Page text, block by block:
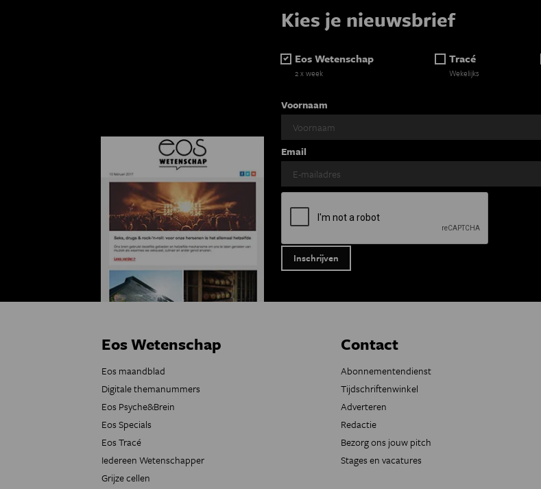
Kies je nieuwsbrief
Eos Wetenschap
2 x week
Tracé
Wekelijks
Voornaam
Email
Eos Wetenschap
Eos maandblad
Digitale themanummers
Eos Psyche&Brein
Eos Specials
Eos Tracé
Iedereen Wetenschapper
Grijze cellen
Contact
Abonnementendienst
Tijdschriftenwinkel
Adverteren
Redactie
Bezorg ons jouw pitch
Stages en vacatures